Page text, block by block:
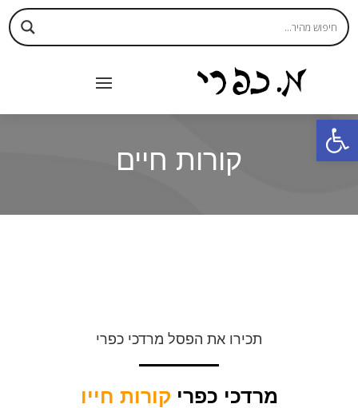
פתח סרגל נגישות
קורות חיים
תכירו את הפסל מרדכי כפרי
מרדכי כפרי קורות חייו